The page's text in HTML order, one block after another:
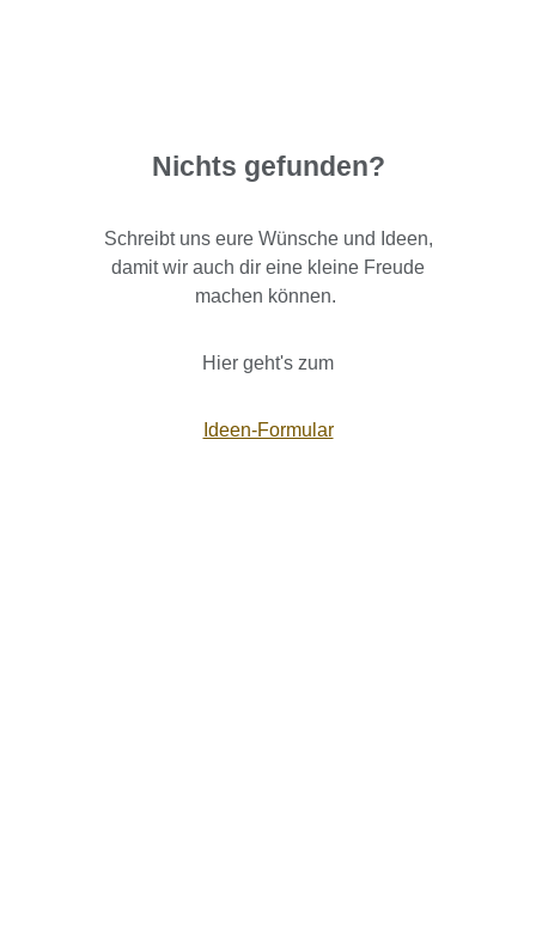
Nichts gefunden?
Schreibt uns eure Wünsche und Ideen,
damit wir auch dir eine kleine Freude
machen können.
Hier geht's zum
Ideen-Formular